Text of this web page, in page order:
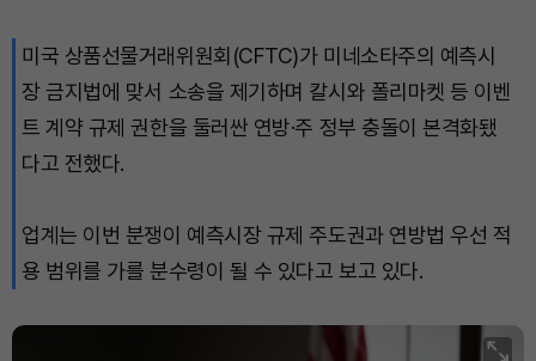
미국 상품선물거래위원회(CFTC)가 미네소타주의 예측시
장 금지법에 맞서 소송을 제기하며 칼시와 폴리마켓 등 이벤
트 계약 규제 권한을 둘러싼 연방·주 정부 충돌이 본격화됐
다고 전했다.
업계는 이번 분쟁이 예측시장 규제 주도권과 연방법 우선 적
용 범위를 가를 분수령이 될 수 있다고 보고 있다.